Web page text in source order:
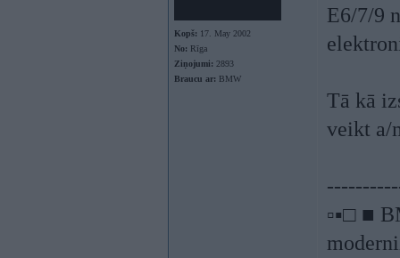
Kopš: 17. May 2002
No: Rīga
Ziņojumi: 2893
Braucu ar: BMW
E6/7/9
Tā kā
veikt a/
▫▪□ ■